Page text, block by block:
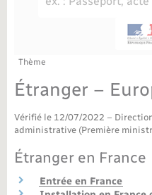
Bibliothèques
Tourisme
Nouvel habitant
Thème
Étranger –
Vérifié le 12/07/2022 –
administrative (Première
Étranger en France
Entrée en France